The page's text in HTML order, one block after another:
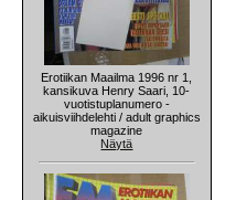
Erotiikan Maailma 1996 nr 1,
kansikuva Henry Saari, 10-
vuotistuplanumero -
aikuisviihdelehti / adult graphics
magazine
Näytä